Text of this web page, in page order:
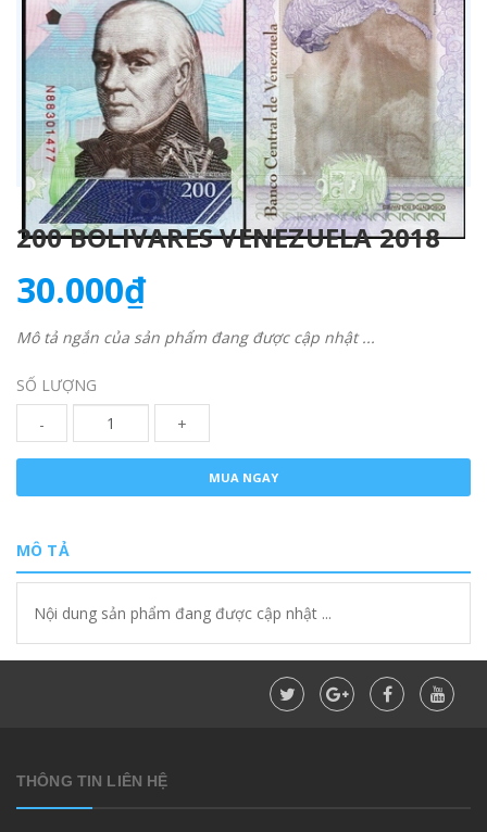
200 BOLIVARES VENEZUELA 2018
30.000₫
Mô tả ngắn của sản phẩm đang được cập nhật ...
SỐ LƯỢNG
-
+
MUA NGAY
MÔ TẢ
Nội dung sản phẩm đang được cập nhật ...
THÔNG TIN LIÊN HỆ